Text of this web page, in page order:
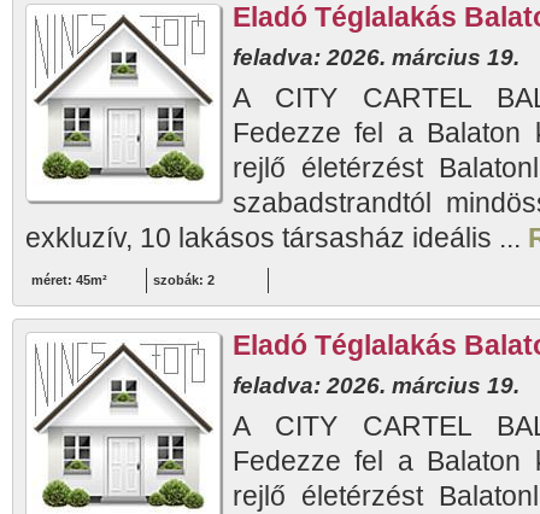
Eladó Téglalakás
feladva: 2026. március 19.
A CITY CARTEL
Fedezze fel a Balaton
rejlő életérzést
szabadstrandtól
exkluzív, 10 lakásos társasház ideális ...
méret: 45m² szobák: 2
Eladó Téglalakás
feladva: 2026. március 19.
A CITY CARTEL
Fedezze fel a Balaton
rejlő életérzést